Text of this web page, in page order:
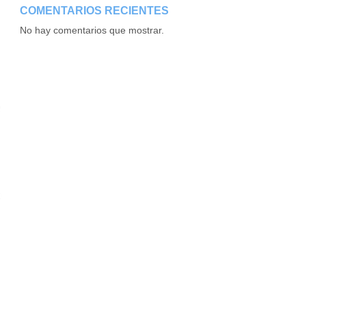
COMENTARIOS RECIENTES
No hay comentarios que mostrar.